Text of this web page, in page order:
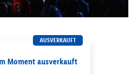
AUSVERKAUFT
Moment ausverkauft